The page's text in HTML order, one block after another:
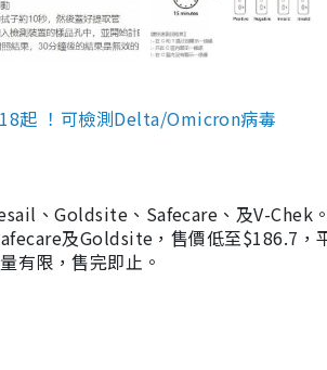
起 ！可檢測Delta/Omicron病毒
、Goldsite、Safecare、及V-Chek
及Goldsite，售價低至$186.7，
有限，售完即止。